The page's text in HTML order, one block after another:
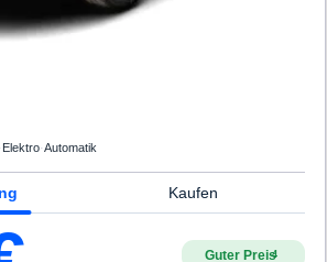
Elektro·Automatik
Kaufen
Guter Preis4